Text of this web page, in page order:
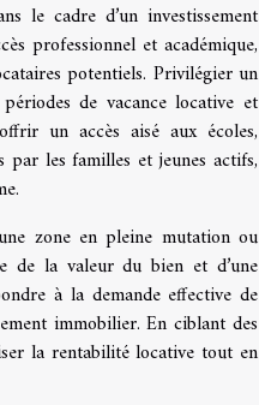
le cadre d’un investissement
professionnel et académique,
potentiels. Privilégier un
de vacance locative et
un accès aisé aux écoles,
par les familles et jeunes actifs,
zone en pleine mutation ou
de la valeur du bien et d’une
à la demande effective de
immobilier. En ciblant des
la rentabilité locative tout en